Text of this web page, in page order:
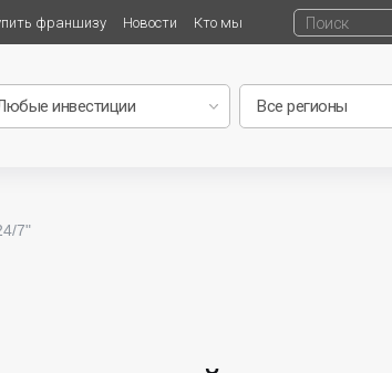
франшизу Новости Кто мы
7"